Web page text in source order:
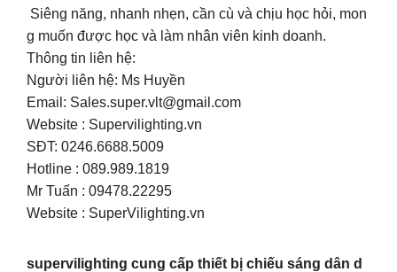
Siêng năng, nhanh nhẹn, cần cù và chịu học hỏi, mon
g muốn được học và làm nhân viên kinh doanh.
Thông tin liên hệ:
Người liên hệ: Ms Huyền
Email: Sales.super.vlt@gmail.com
Website : Supervilighting.vn
SĐT: 0246.6688.5009
Hotline : 089.989.1819
Mr Tuấn : 09478.22295
Website : SuperVilighting.vn
supervilighting cung cấp thiết bị chiếu sáng dân d